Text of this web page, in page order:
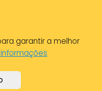
garantir a melhor